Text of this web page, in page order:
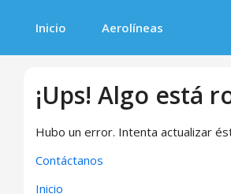
Inicio Aerolíneas
¡Ups! Algo está
Hubo un error. Intenta actualizar
Contáctanos
Inicio